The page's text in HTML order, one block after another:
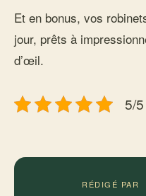
Et en bonus, vos
jour, prêts à
d’œil.
5/
RÉDIGÉ PAR